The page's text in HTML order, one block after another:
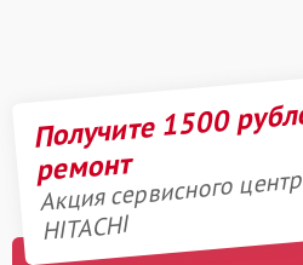
Получите 1500
ремонт
Акция сервисного
HITACHI